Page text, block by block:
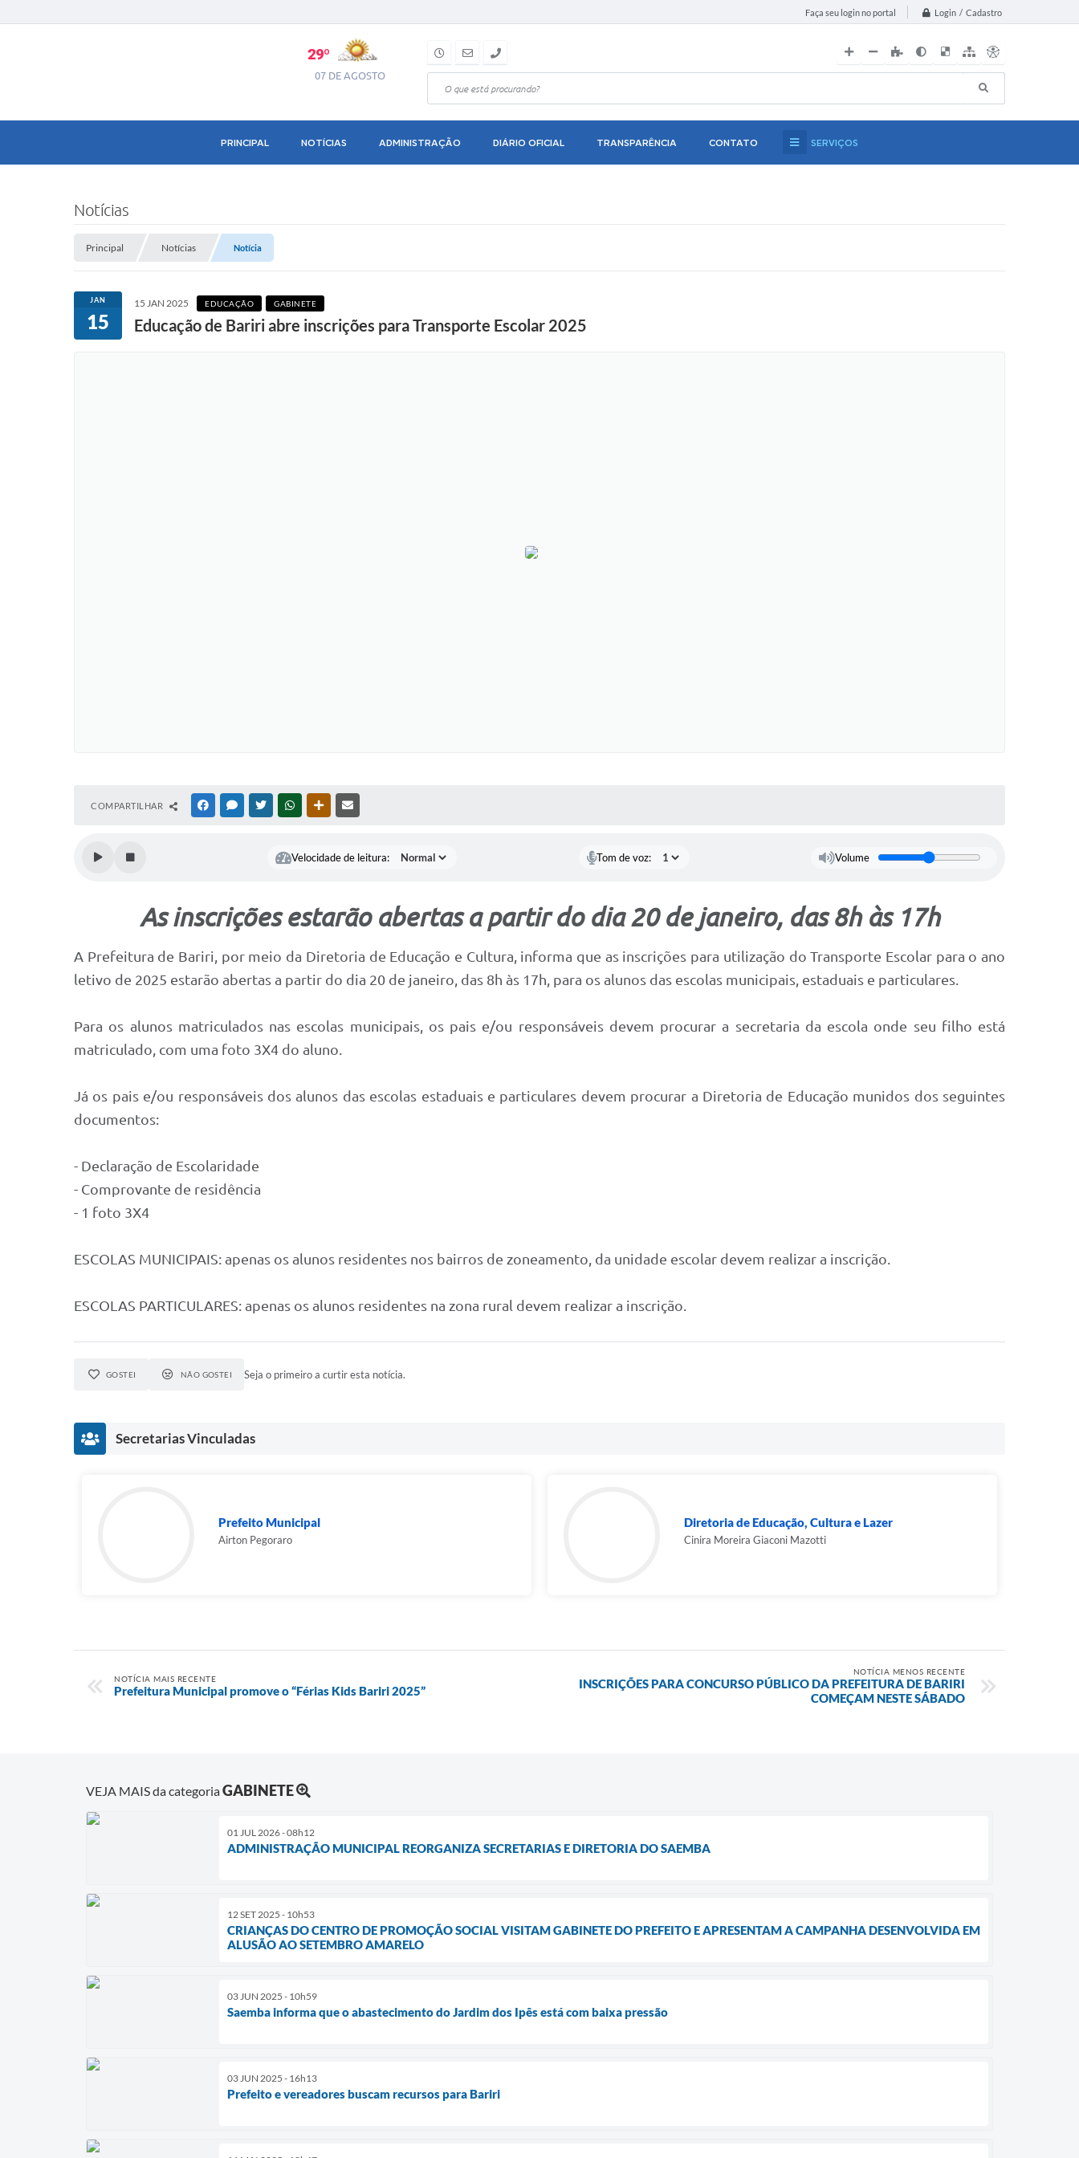
Faça seu login no portal Login / Cadastro
29º
07 DE AGOSTO
PRINCIPAL NOTÍCIAS ADMINISTRAÇÃO DIÁRIO OFICIAL TRANSPARÊNCIA CONTATO SERVIÇOS
Notícias
Principal Notícias Notícia
JAN
15
15 JAN 2025 EDUCAÇÃO GABINETE
Educação de Bariri abre inscrições para Transporte Escolar 2025
COMPARTILHAR FACEBOOKMESSENGER
TWITTERWHATSAPPOUTRAS MÍDIAS
Velocidade de leitura: Tom de voz: Volume
As inscrições estarão abertas a partir do dia 20 de janeiro, das 8h às 17h
A Prefeitura de Bariri, por meio da Diretoria de Educação e Cultura, informa que as inscrições para utilização do Transporte Escolar para o ano
letivo de 2025 estarão abertas a partir do dia 20 de janeiro, das 8h às 17h, para os alunos das escolas municipais, estaduais e particulares.
Para os alunos matriculados nas escolas municipais, os pais e/ou responsáveis devem procurar a secretaria da escola onde seu filho está
matriculado, com uma foto 3X4 do aluno.
Já os pais e/ou responsáveis dos alunos das escolas estaduais e particulares devem procurar a Diretoria de Educação munidos dos seguintes
documentos:
- Declaração de Escolaridade
- Comprovante de residência
- 1 foto 3X4
ESCOLAS MUNICIPAIS: apenas os alunos residentes nos bairros de zoneamento, da unidade escolar devem realizar a inscrição.
ESCOLAS PARTICULARES: apenas os alunos residentes na zona rural devem realizar a inscrição.
GOSTEI NÃO GOSTEI Seja o primeiro a curtir esta notícia.
Secretarias Vinculadas
Prefeito Municipal
Airton Pegoraro
Diretoria de Educação, Cultura e Lazer
Cinira Moreira Giaconi Mazotti
NOTÍCIA MAIS RECENTE
Prefeitura Municipal promove o “Férias Kids Bariri 2025”
NOTÍCIA MENOS RECENTE
INSCRIÇÕES PARA CONCURSO PÚBLICO DA PREFEITURA DE BARIRI
COMEÇAM NESTE SÁBADO
VEJA MAIS da categoriaGABINETE
01 JUL 2026 - 08h12
ADMINISTRAÇÃO MUNICIPAL REORGANIZA SECRETARIAS E DIRETORIA DO SAEMBA
12 SET 2025 - 10h53
CRIANÇAS DO CENTRO DE PROMOÇÃO SOCIAL VISITAM GABINETE DO PREFEITO E APRESENTAM A CAMPANHA DESENVOLVIDA EM
ALUSÃO AO SETEMBRO AMARELO
03 JUN 2025 - 10h59
Saemba informa que o abastecimento do Jardim dos Ipês está com baixa pressão
03 JUN 2025 - 16h13
Prefeito e vereadores buscam recursos para Bariri